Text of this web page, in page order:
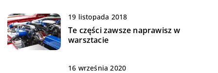
19 listopada 2018
Te części zawsze naprawisz w
warsztacie
16 września 2020